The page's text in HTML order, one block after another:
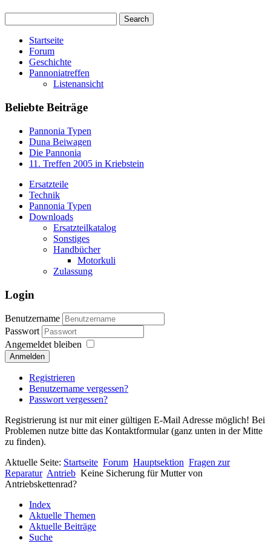
Startseite
Forum
Geschichte
Pannoniatreffen
Listenansicht
Beliebte Beiträge
Pannonia Typen
Duna Beiwagen
Die Pannonia
11. Treffen 2005 in Kriebstein
Ersatzteile
Technik
Pannonia Typen
Downloads
Ersatzteilkatalog
Sonstiges
Handbücher
Motorkuli
Zulassung
Login
Benutzername
Passwort
Angemeldet bleiben
Anmelden
Registrieren
Benutzername vergessen?
Passwort vergessen?
Registrierung ist nur mit einer gültigen E-Mail Adresse möglich! Bei
Problemen nutze bitte das Kontaktformular (ganz unten in der Mitte
zu finden).
Aktuelle Seite: Startseite Forum Hauptsektion Fragen zur
Reparatur Antrieb Keine Sicherung für Mutter von
Antriebskettenrad?
Index
Aktuelle Themen
Aktuelle Beiträge
Suche